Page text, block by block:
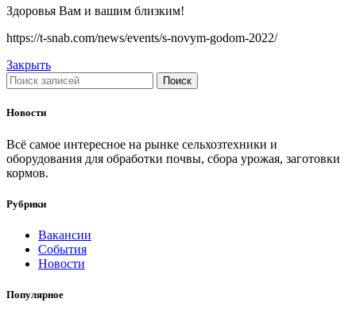
Здоровья Вам и вашим близким!
https://t-snab.com/news/events/s-novym-godom-2022/
Закрыть
Поиск
Новости
Всё самое интересное на рынке сельхозтехники и
оборудования для обработки почвы, сбора урожая, заготовки
кормов.
Рубрики
Вакансии
События
Новости
Популярное